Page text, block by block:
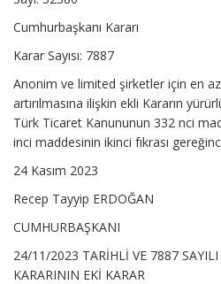
Cumhurbaşkanı Kararı
Karar Sayısı: 7887
Anonim ve limited şirketler için en az
artırılmasına ilişkin ekli Kararın
Türk Ticaret Kanununun 332 nci
inci maddesinin ikinci fıkrası
24 Kasım 2023
Recep Tayyip ERDOĞAN
CUMHURBAŞKANI
24/11/2023 TARİHLİ VE 7887
KARARININ EKİ KARAR